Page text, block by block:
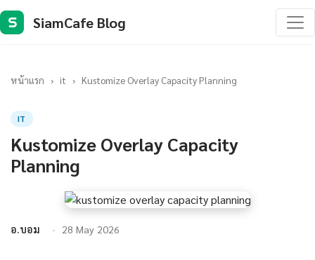
S SiamCafe Blog
หน้าแรก › it › Kustomize Overlay Capacity Planning
IT
Kustomize Overlay Capacity
Planning
อ.บอม 28 May 2026